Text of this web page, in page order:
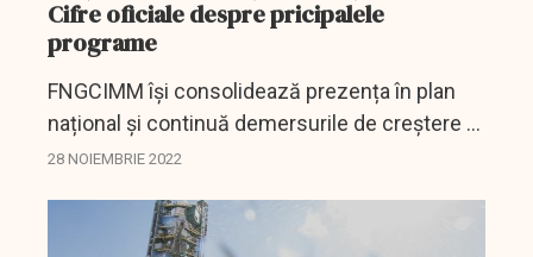
Cifre oficiale despre pricipalele
programe
FNGCIMM își consolidează prezența în plan
național și continuă demersurile de creștere a
vizibilității internaționale prin organizarea unei
28 NOIEMBRIE 2022